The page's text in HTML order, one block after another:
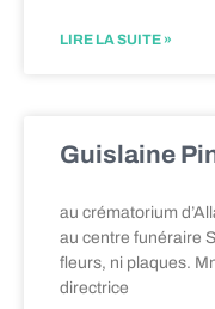
LIRE LA SUITE »
Guislaine
au crématorium
au centre funéraire
fleurs, ni plaques.
directrice